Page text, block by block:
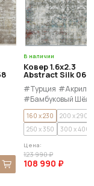
В наличии
Ковер 1.6x2.3
Abstract Silk
#Турция #Акрил
#Бамбуковый Шёлк
160 x 230
200 x 290
250 x 350
300 x 400
Цена:
123 990 ₽
108 990 ₽